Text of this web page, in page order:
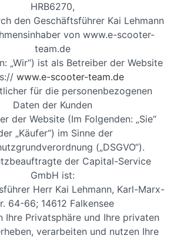
HRB6270,
den Geschäftsführer Kai Lehmann
von www.e-scooter-
team.de
„Wir“) ist als Betreiber der Website
www.e-scooter-team.de
für die personenbezogenen
Daten der Kunden
der Website (Im Folgenden: „Sie“
„Käufer“) im Sinne der
(„DSGVO“).
der Capital-Service
GmbH ist:
Herr Kai Lehmann, Karl-Marx-
64-66; 14612 Falkensee
Ihre Privatsphäre und Ihre privaten
verarbeiten und nutzen Ihre